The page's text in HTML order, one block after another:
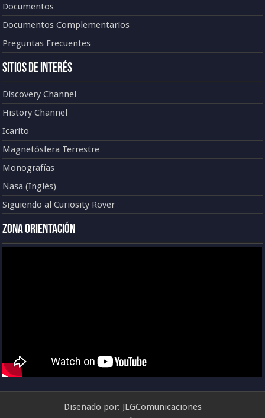
Documentos
Documentos Complementarios
Preguntas Frecuentes
Sitios de Interés
Discovery Channel
History Channel
Icarito
Magnetósfera Terrestre
Monografías
Nasa (Inglés)
Siguiendo al Curiosity Rover
Zona Orientación
Diseñado por: JLGComunicaciones